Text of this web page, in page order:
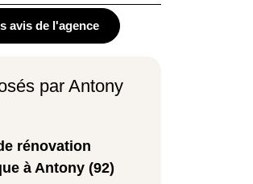
avis de l'agence
par Antony
rénovation
à Antony (92)